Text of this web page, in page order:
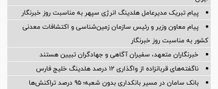
پیام تبریک مدیرعامل هلدینگ انرژی سپهر به مناسبت روز خبرنگار
پیام معاون وزیر و رئیس سازمان زمین‌شناسی و اکتشافات معدنی
کشور به مناسبت روز خبرنگار
خبرنگاران متعهد، سفیران آگاهی و جهادگران تبیین هستند
ناگفته‌های قربانزاده از واگذاری ۱۲ درصد هلدینگ خلیج فارس
بانک سامان در مسیر بانکداری بدون شعبه؛ ۹۵ درصد تراکنش‌ها